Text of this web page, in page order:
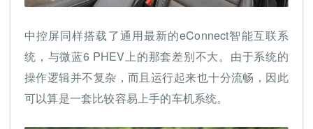
中控屏同样搭载了通用最新的eConnect智能互联系
统，与微蓝6 PHEV上的那套差别不大。由于系统的
操作逻辑并不复杂，而且运行起来也十分流畅，因此
可以算是一套比较容易上手的车机系统。